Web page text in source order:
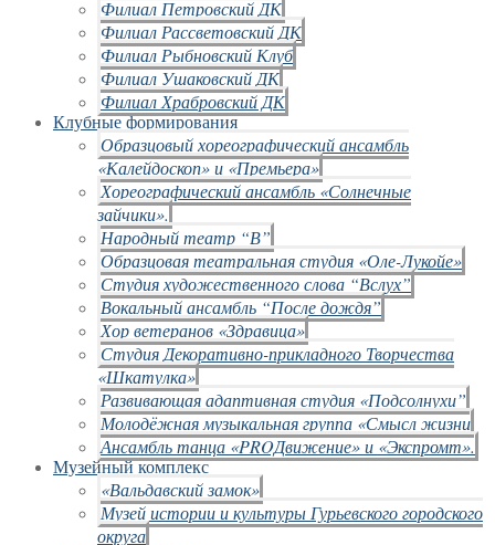
Филиал Петровский ДК
Филиал Рассветовский ДК
Филиал Рыбновский Клуб
Филиал Ушаковский ДК
Филиал Храбровский ДК
Клубные формирования
Образцовый хореографический ансамбль
«Калейдоскоп» и «Премьера»
Хореографический ансамбль «Солнечные
зайчики».
Народный театр “В”
Образцовая театральная студия «Оле-Лукойе»
Студия художественного слова “Вслух”
Вокальный ансамбль “После дождя”
Хор ветеранов «Здравица»
Студия Декоративно-прикладного Творчества
«Шкатулка»
Развивающая адаптивная студия «Подсолнухи”
Молодёжная музыкальная группа «Смысл жизни
Ансамбль танца «PROДвижение» и «Экспромт».
Музейный комплекс
«Вальдавский замок»
Музей истории и культуры Гурьевского городского
округа